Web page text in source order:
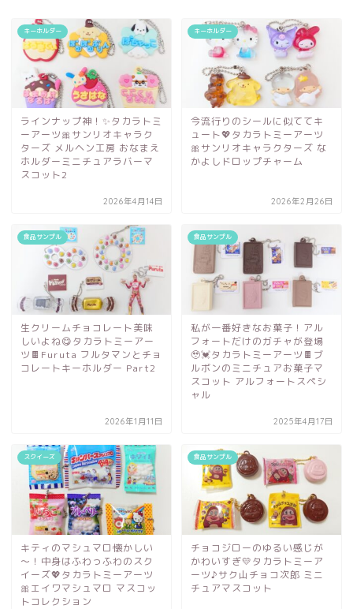
キーホルダー
ラインナップ神！✨タカラトミ
ーアーツ🎀サンリオキャラク
ターズ メルヘン工房 おなまえ
ホルダーミニチュアラバーマ
スコット2
2026年4月14日
キーホルダー
今流行りのシールに似ててキ
ュート💖タカラトミーアーツ
🎀サンリオキャラクターズ な
かよしドロップチャーム
2026年2月26日
食品サンプル
生クリームチョコレート美味
しいよね😋タカラトミーアー
ツ🍫Furuta フルタマンとチョ
コレートキーホルダー Part2
2026年1月11日
食品サンプル
私が一番好きなお菓子！アル
フォートだけのガチャが登場
🥹💓タカラトミーアーツ🍫ブ
ルボンのミニチュアお菓子マ
スコット アルフォートスペシ
ャル
2025年4月17日
スクイーズ
キティのマシュマロ懐かしい
～！中身はふわっふわのスク
イーズ💖タカラトミーアーツ
🎀エイワマシュマロ マスコッ
トコレクション
食品サンプル
チョコジローのゆるい感じが
かわいすぎ💛タカラトミーア
ーツ♪サク山チョコ次郎 ミニ
チュアマスコット